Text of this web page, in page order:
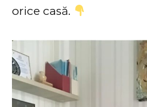
orice casă.